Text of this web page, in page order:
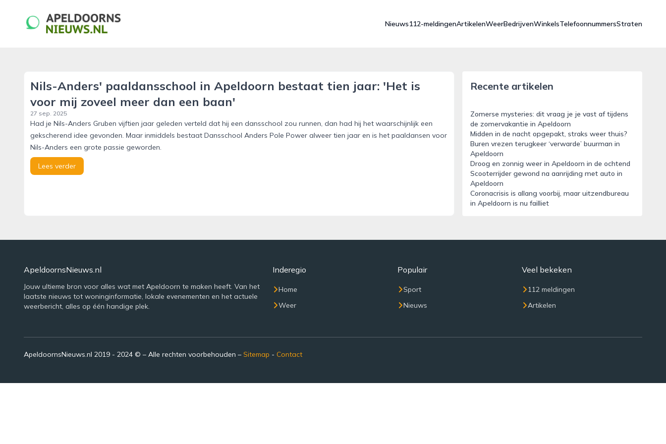
apeldoornsnieuws.nl
Nieuws112-meldingenArtikelenWeerBedrijvenWinkelsTelefoonnummersStraten
Nils-Anders' paaldansschool in Apeldoorn bestaat tien jaar: 'Het is
voor mij zoveel meer dan een baan'
27 sep. 2025
Had je Nils-Anders Gruben vijftien jaar geleden verteld dat hij een dansschool zou runnen, dan had hij het waarschijnlijk een
gekscherend idee gevonden. Maar inmiddels bestaat Dansschool Anders Pole Power alweer tien jaar en is het paaldansen voor
Nils-Anders een grote passie geworden.
Lees verder
Recente artikelen
Zomerse mysteries: dit vraag je je vast af tijdens
de zomervakantie in Apeldoorn
Midden in de nacht opgepakt, straks weer thuis?
Buren vrezen terugkeer ‘verwarde’ buurman in
Apeldoorn
Droog en zonnig weer in Apeldoorn in de ochtend
Scooterrijder gewond na aanrijding met auto in
Apeldoorn
Coronacrisis is allang voorbij, maar uitzendbureau
in Apeldoorn is nu failliet
ApeldoornsNieuws.nl
Jouw ultieme bron voor alles wat met Apeldoorn te maken heeft. Van het
laatste nieuws tot woninginformatie, lokale evenementen en het actuele
weerbericht, alles op één handige plek.
Inderegio
Home
Weer
Populair
Sport
Nieuws
Veel bekeken
112 meldingen
Artikelen
ApeldoornsNieuws.nl 2019 - 2024 © – Alle rechten voorbehouden – Sitemap - Contact